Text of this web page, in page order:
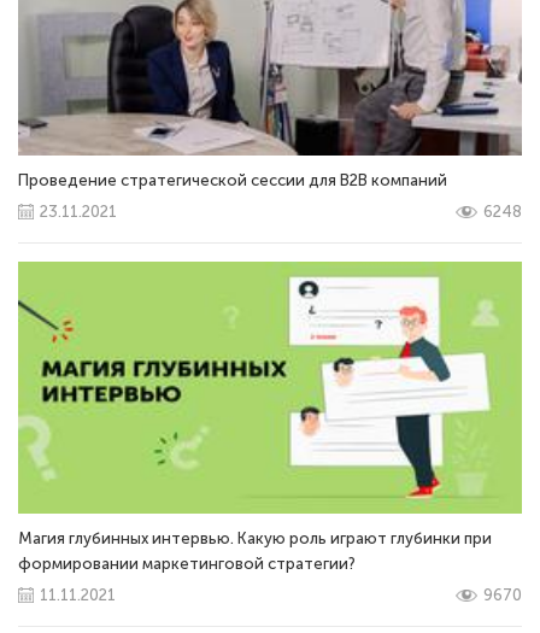
Проведение стратегической сессии для В2В компаний
23.11.2021
6248
Магия глубинных интервью. Какую роль играют глубинки при
формировании маркетинговой стратегии?
11.11.2021
9670